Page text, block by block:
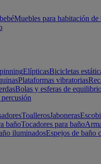
Muebles para habitación de
ElípticasBicicletas
Plataformas vibratorias
Bolas y esferas de
ToallerosJaboneras
bañoTocadores para baño
iluminadosEspejos de baño